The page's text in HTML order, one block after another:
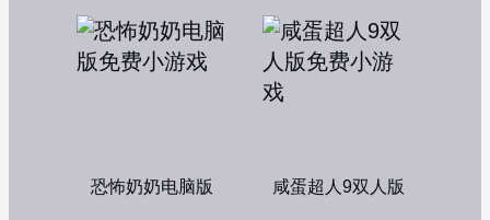
恐怖奶奶电脑版 咸蛋超人9双人版